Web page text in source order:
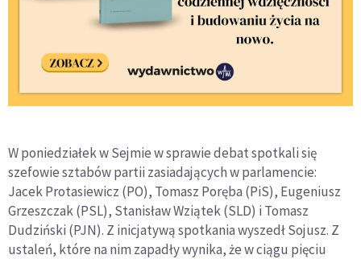
W poniedziałek w Sejmie w sprawie debat spotkali się
szefowie sztabów partii zasiadających w parlamencie:
Jacek Protasiewicz (PO), Tomasz Poręba (PiS), Eugeniusz
Grzeszczak (PSL), Stanisław Wziątek (SLD) i Tomasz
Dudziński (PJN). Z inicjatywą spotkania wyszedł Sojusz. Z
ustaleń, które na nim zapadły wynika, że w ciągu pięciu